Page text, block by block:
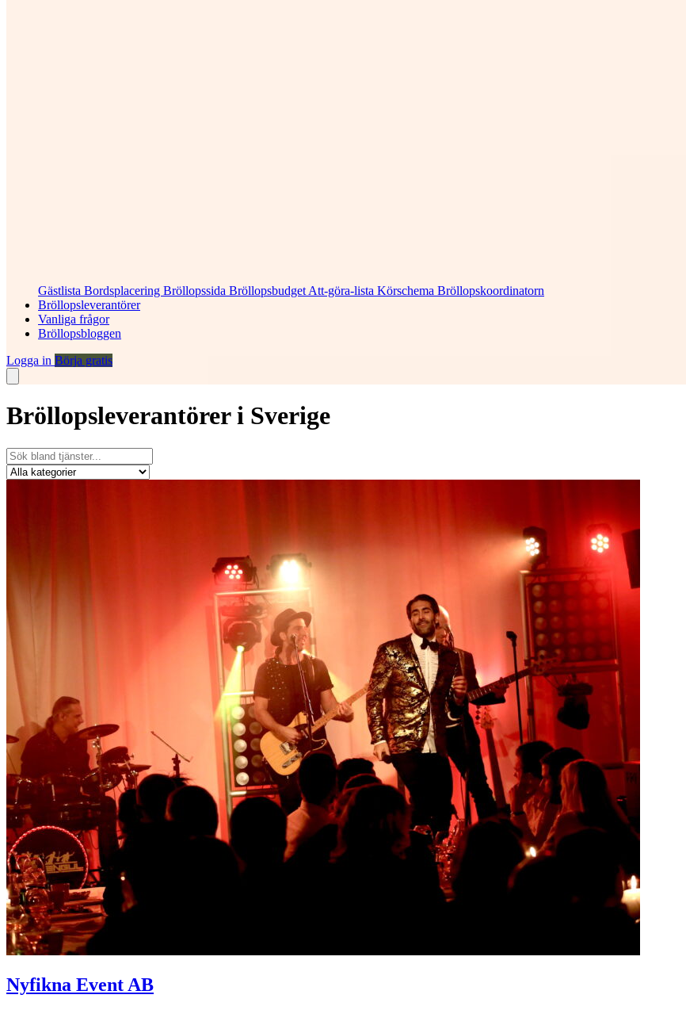
Gästlista Bordsplacering Bröllopssida Bröllopsbudget Att-göra-lista Körschema Bröllopskoordinatorn
Bröllopsleverantörer
Vanliga frågor
Bröllopsbloggen
Logga in Börja gratis
Bröllopsleverantörer i Sverige
Nyfikna Event AB